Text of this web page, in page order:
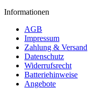
Informationen
AGB
Impressum
Zahlung & Versand
Datenschutz
Widerrufsrecht
Batteriehinweise
Angebote